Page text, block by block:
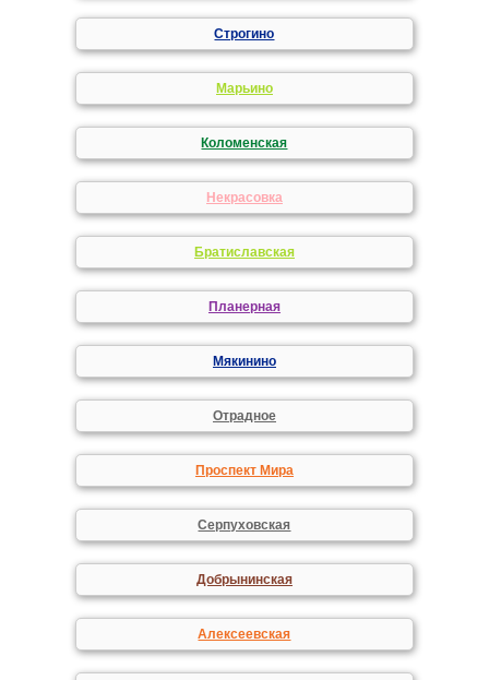
Строгино
Марьино
Коломенская
Некрасовка
Братиславская
Планерная
Мякинино
Отрадное
Проспект Мира
Серпуховская
Добрынинская
Алексеевская